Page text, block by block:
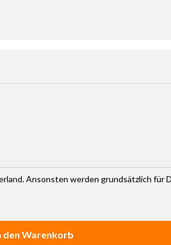
oder zu reduzieren.
Ansonsten werden grundsätzlich für
den Warenkorb